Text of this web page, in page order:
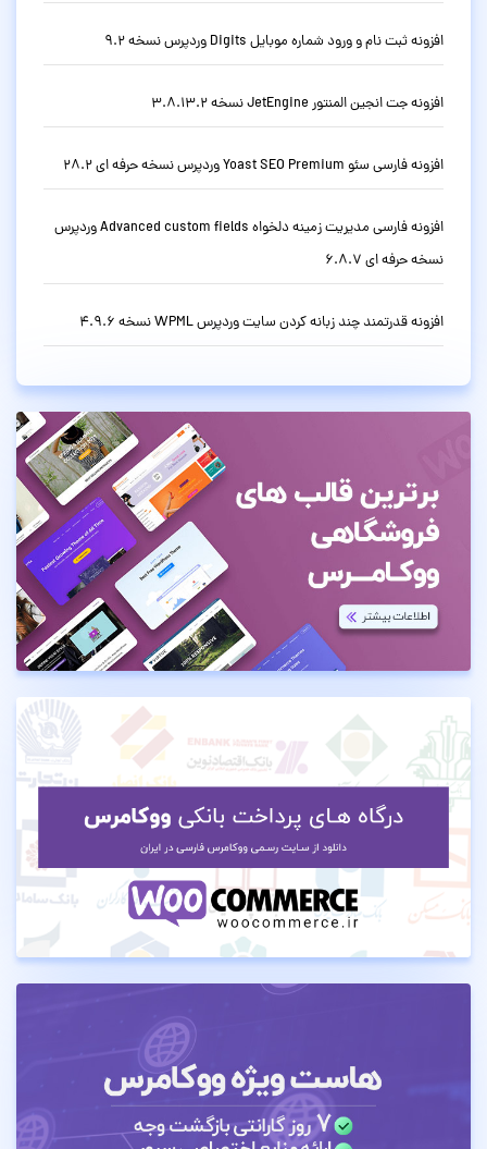
افزونه ثبت نام و ورود شماره موبایل Digits وردپرس نسخه 9.2
افزونه جت انجین المنتور JetEngine نسخه 3.8.13.2
افزونه فارسی سئو Yoast SEO Premium وردپرس نسخه حرفه ای 28.2
افزونه فارسی مدیریت زمینه دلخواه Advanced custom fields وردپرس
نسخه حرفه ای 6.8.7
افزونه قدرتمند چند زبانه کردن سایت وردپرس WPML نسخه 4.9.6